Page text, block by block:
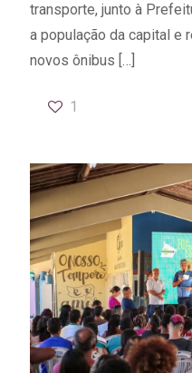
transporte, junto à
a população da capital e
novos ônibus […]
1